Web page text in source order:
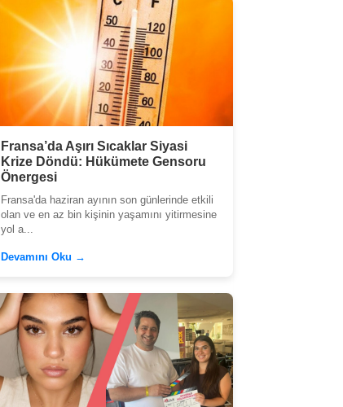
Fransa’da Aşırı Sıcaklar Siyasi
Krize Döndü: Hükümete Gensoru
Önergesi
Fransa'da haziran ayının son günlerinde etkili
olan ve en az bin kişinin yaşamını yitirmesine
yol a...
Devamını Oku →